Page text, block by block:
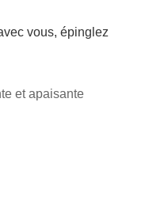
vous, épinglez